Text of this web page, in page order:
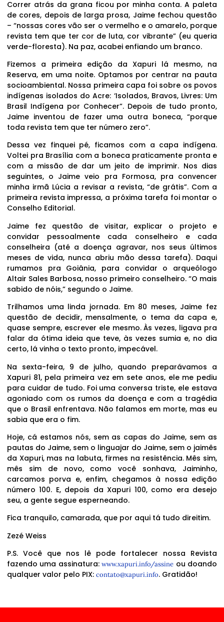
Correr atrás da grana ficou por minha conta. A paleta
de cores, depois de larga prosa, Jaime fechou questão
– “nossas cores vão ser o vermelho e o amarelo, porque
revista tem que ter cor de luta, cor vibrante” (eu queria
verde-floresta). Na paz, acabei enfiando um branco.
Fizemos a primeira edição da Xapuri lá mesmo, na
Reserva, em uma noite. Optamos por centrar na pauta
socioambiental. Nossa primeira capa foi sobre os povos
indígenas isolados do Acre: ‘Isolados, Bravos, Livres: Um
Brasil Indígena por Conhecer”. Depois de tudo pronto,
Jaime inventou de fazer uma outra boneca, “porque
toda revista tem que ter número zero”.
Dessa vez finquei pé, ficamos com a capa indígena.
Voltei pra Brasília com a boneca praticamente pronta e
com a missão de dar um jeito de imprimir. Nos dias
seguintes, o Jaime veio pra Formosa, pra convencer
minha irmã Lúcia a revisar a revista, “de grátis”. Com a
primeira revista impressa, a próxima tarefa foi montar o
Conselho Editorial.
Jaime fez questão de visitar, explicar o projeto e
convidar pessoalmente cada conselheiro e cada
conselheira (até a doença agravar, nos seus últimos
meses de vida, nunca abriu mão dessa tarefa). Daqui
rumamos pra Goiânia, para convidar o arqueólogo
Altair Sales Barbosa, nosso primeiro conselheiro. “O mais
sabido de nóis,” segundo o Jaime.
Trilhamos uma linda jornada. Em 80 meses, Jaime fez
questão de decidir, mensalmente, o tema da capa e,
quase sempre, escrever ele mesmo. Às vezes, ligava pra
falar da ótima ideia que teve, às vezes sumia e, no dia
certo, lá vinha o texto pronto, impecável.
Na sexta-feira, 9 de julho, quando preparávamos a
Xapuri 81, pela primeira vez em sete anos, ele me pediu
para cuidar de tudo. Foi uma conversa triste, ele estava
agoniado com os rumos da doença e com a tragédia
que o Brasil enfrentava. Não falamos em morte, mas eu
sabia que era o fim.
Hoje, cá estamos nós, sem as capas do Jaime, sem as
pautas do Jaime, sem o linguajar do Jaime, sem o jaimês
da Xapuri, mas na labuta, firmes na resistência. Mês sim,
mês sim de novo, como você sonhava, Jaiminho,
carcamos porva e, enfim, chegamos à nossa edição
número 100. E, depois da Xapuri 100, como era desejo
seu, a gente segue esperneando.
Fica tranquilo, camarada, que por aqui tá tudo direitim.
Zezé Weiss
P.S. Você que nos lê pode fortalecer nossa Revista
fazendo uma assinatura:www.xapuri.info/assine ou doando
qualquer valor pelo PIX: contato@xapuri.info. Gratidão!